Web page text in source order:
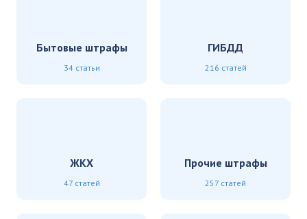
Бытовые штрафы
34 статьи
ГИБДД
216 статей
ЖКХ
47 статей
Прочие штрафы
257 статей